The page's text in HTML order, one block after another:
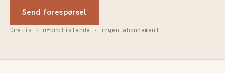
Send forespørsel
Gratis · uforpliktende · ingen abonnement